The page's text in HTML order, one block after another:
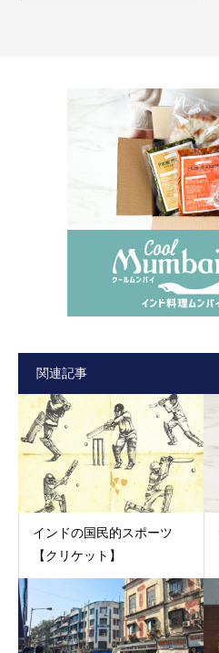
関連記事
インドの国民的スポーツ
【クリケット】